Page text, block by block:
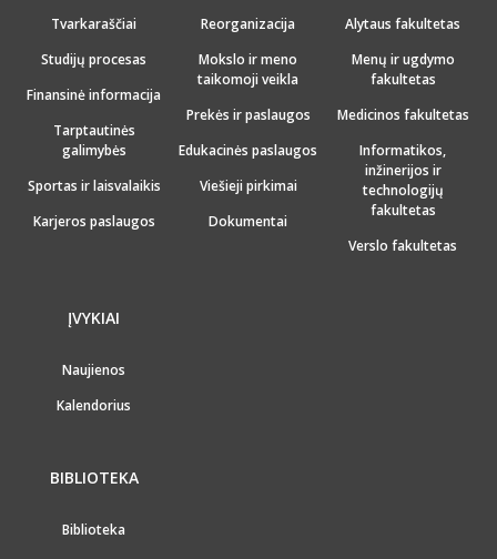
Tvarkaraščiai
Studijų procesas
Finansinė informacija
Tarptautinės
galimybės
Sportas ir laisvalaikis
Karjeros paslaugos
Reorganizacija
Mokslo ir meno
taikomoji veikla
Prekės ir paslaugos
Edukacinės paslaugos
Viešieji pirkimai
Dokumentai
Alytaus fakultetas
Menų ir ugdymo
fakultetas
Medicinos fakultetas
Informatikos,
inžinerijos ir
technologijų
fakultetas
Verslo fakultetas
ĮVYKIAI
Naujienos
Kalendorius
BIBLIOTEKA
Biblioteka